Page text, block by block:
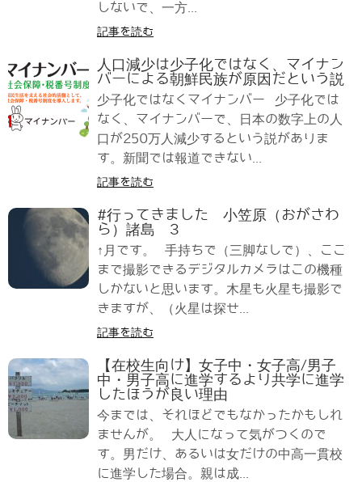
しないで、一方...
記事を読む
人口減少は少子化ではなく、マイナン
バーによる朝鮮民族が原因だという説
少子化ではなくマイナンバー 少子化では
なく、マイナンバーで、日本の数字上の人
口が250万人減少するという説がありま
す。新聞では報道できない...
記事を読む
#行ってきました 小笠原（おがさわ
ら）諸島 3
↑月です。 手持ちで（三脚なしで）、ここ
まで撮影できるデジタルカメラはこの機種
しかないと思います。木星も火星も撮影で
きますが、（火星は探せ...
記事を読む
【在校生向け】女子中・女子高/男子
中・男子高に進学するより共学に進学
したほうが良い理由
今までは、それほどでもなかったかもしれ
ませんが。 大人になって気がつくので
す。男だけ、あるいは女だけの中高一貫校
に進学した場合。親は成...